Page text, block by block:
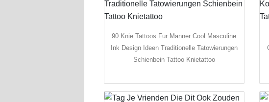
90 Knie Tattoos Fur Manner Cool Masculine
Ink Design Ideen Traditionelle Tatowierungen
Schienbein Tattoo Knietattoo